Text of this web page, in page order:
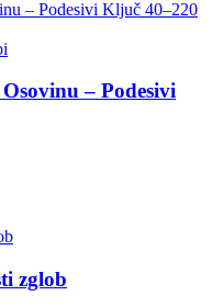
– Podesivi
zglob